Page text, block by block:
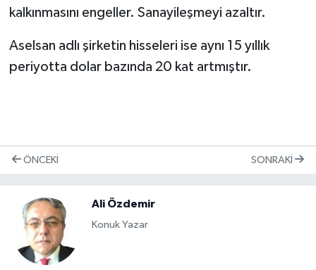
kalkınmasını engeller. Sanayileşmeyi azaltır.
Aselsan adlı şirketin hisseleri ise aynı 15 yıllık
periyotta dolar bazında 20 kat artmıştır.
ÖNCEKI SONRAKI
Ali Özdemir
Konuk Yazar
Gökçebey
GÜNDEM
Kültür - Sanat
MAGAZİN
Politika